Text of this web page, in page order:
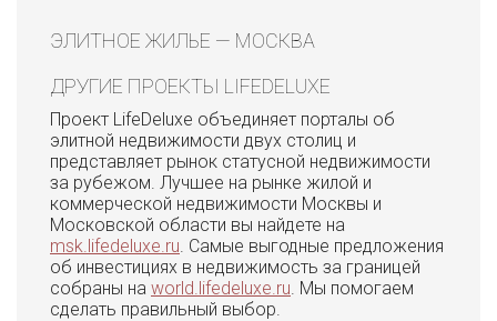
ЭЛИТНОЕ ЖИЛЬЕ — МОСКВА
ДРУГИЕ ПРОЕКТЫ LIFEDELUXE
Проект LifeDeluxe объединяет порталы об
элитной недвижимости двух столиц и
представляет рынок статусной недвижимости
за рубежом. Лучшее на рынке жилой и
коммерческой недвижимости Москвы и
Московской области вы найдете на
msk.lifedeluxe.ru . Самые выгодные предложения
об инвестициях в недвижимость за границей
собраны на world.lifedeluxe.ru . Мы помогаем
сделать правильный выбор.